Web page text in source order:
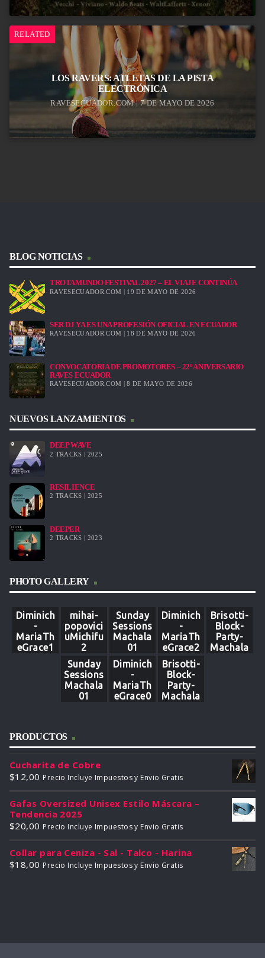
RELATED
LOS RAVERS: ATLETAS DE LA PISTA
ELECTRÓNICA
RAVESECUADOR.COM | 7 DE MAYO DE 2026
BLOG NOTICIAS
TROTAMUNDO FESTIVAL 2027 – EL VIAJE CONTINÚA
RAVESECUADOR.COM | 19 DE MAYO DE 2026
SER DJ YA ES UNA PROFESIÓN OFICIAL EN ECUADOR
RAVESECUADOR.COM | 18 DE MAYO DE 2026
CONVOCATORIA DE PROMOTORES – 22º ANIVERSARIO
RAVES ECUADOR
RAVESECUADOR.COM | 8 DE MAYO DE 2026
NUEVOS LANZAMIENTOS
DEEP WAVE
2 TRACKS | 2025
RESILIENCE
2 TRACKS | 2025
DEEPER
2 TRACKS | 2023
PHOTO GALLERY
Diminich
-
MariaTh
eGrace1
mihai-
popovici
uMichifu
2
Sunday
Sessions
Machala
01
Diminich
-
MariaTh
eGrace2
Brisotti-
Block-
Party-
Machala
Sunday
Sessions
Machala
01
Diminich
-
MariaTh
eGrace0
Brisotti-
Block-
Party-
Machala
PRODUCTOS
Cucharita de Cobre
$12,00 Precio Incluye Impuestos y Envio Gratis
Gafas Oversized Unisex Estilo Máscara –
Tendencia 2025
$20,00 Precio Incluye Impuestos y Envio Gratis
Collar para Ceniza - Sal - Talco - Harina
$18,00 Precio Incluye Impuestos y Envio Gratis